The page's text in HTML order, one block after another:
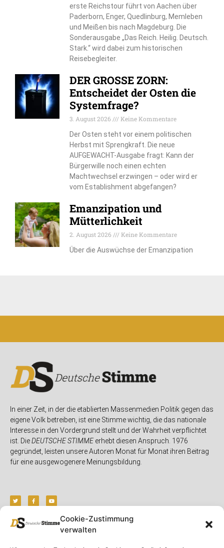
Cookie-Zustimmung
verwalten
erste Reichstour führt von Aachen über
Paderborn, Enger, Quedlinburg, Memleben
und Meißen bis nach Magdeburg. Die
Sonderausgabe „Das Reich. Heilig. Deutsch.
Stark.“ wird dabei zum historischen
Reisebegleiter.
DER GROSSE ZORN:
Entscheidet der Osten die
Systemfrage?
3. August 2026
Keine Kommentare
Der Osten steht vor einem politischen
Herbst mit Sprengkraft. Die neue
AUFGEWACHT-Ausgabe fragt: Kann der
Bürgerwille noch einen echten
Machtwechsel erzwingen – oder wird er
vom Establishment abgefangen?
Emanzipation und
Mütterlichkeit
2. August 2026
Keine Kommentare
Über die Auswüchse der Emanzipation
In einer Zeit, in der die etablierten Massenmedien Politik gegen das
eigene Volk betreiben, ist eine Stimme wichtig, die das nationale
Interesse in den Vordergrund stellt und der Wahrheit verpflichtet
ist. DieDEUTSCHE STIMMEerhebt diesen Anspruch. 1976
gegründet, leisten unsere Autoren Monat für Monat ihren Beitrag
für eine ausgewogenere Meinungsbildung.
Unser Magazin Rubriken